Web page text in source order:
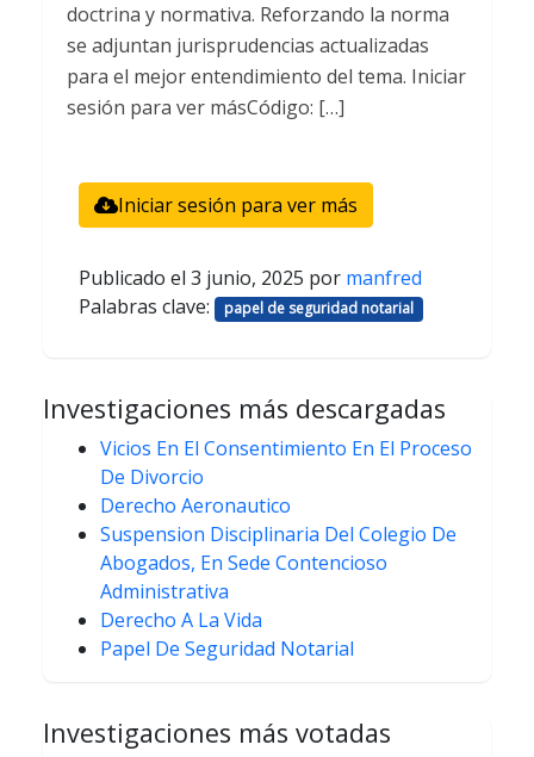
doctrina y normativa. Reforzando la norma
se adjuntan jurisprudencias actualizadas
para el mejor entendimiento del tema. Iniciar
sesión para ver másCódigo: […]
Iniciar sesión para ver más
Publicado el 3 junio, 2025 por manfred
Palabras clave:
papel de seguridad notarial
Investigaciones más descargadas
Vicios En El Consentimiento En El Proceso
De Divorcio
Derecho Aeronautico
Suspension Disciplinaria Del Colegio De
Abogados, En Sede Contencioso
Administrativa
Derecho A La Vida
Papel De Seguridad Notarial
Investigaciones más votadas